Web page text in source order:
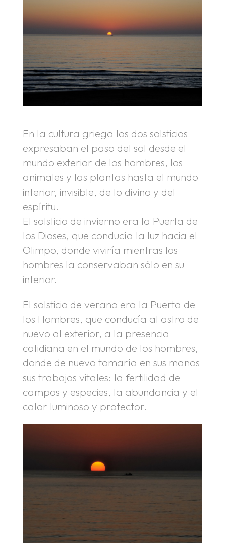
En la cultura griega los dos solsticios
expresaban el paso del sol desde el
mundo exterior de los hombres, los
animales y las plantas hasta el mundo
interior, invisible, de lo divino y del
espíritu.
El solsticio de invierno era la Puerta de
los Dioses, que conducía la luz hacia el
Olimpo, donde viviría mientras los
hombres la conservaban sólo en su
interior.
El solsticio de verano era la Puerta de
los Hombres, que conducía al astro de
nuevo al exterior, a la presencia
cotidiana en el mundo de los hombres,
donde de nuevo tomaría en sus manos
sus trabajos vitales: la fertilidad de
campos y especies, la abundancia y el
calor luminoso y protector.